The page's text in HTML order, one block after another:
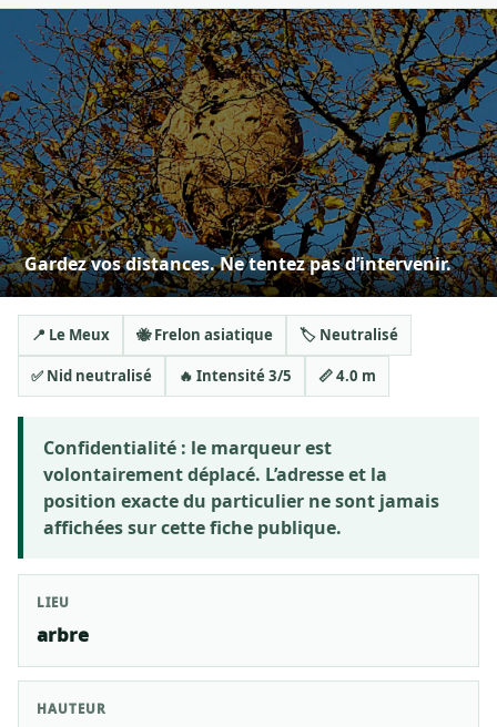
Gardez vos distances. Ne tentez pas d’intervenir.
📍 Le Meux 🐝 Frelon asiatique 🏷️ Neutralisé
✅ Nid neutralisé 🔥 Intensité 3/5 📏 4.0 m
Confidentialité : le marqueur est
volontairement déplacé. L’adresse et la
position exacte du particulier ne sont jamais
affichées sur cette fiche publique.
LIEU
arbre
HAUTEUR